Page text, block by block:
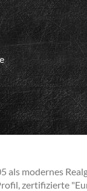
als modernes
zertifizierte